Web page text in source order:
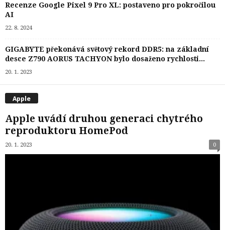
Recenze Google Pixel 9 Pro XL: postaveno pro pokročilou
AI
22. 8. 2024
GIGABYTE překonává světový rekord DDR5: na základní
desce Z790 AORUS TACHYON bylo dosaženo rychlosti...
20. 1. 2023
Apple
Apple uvádí druhou generaci chytrého
reproduktoru HomePod
20. 1. 2023 0